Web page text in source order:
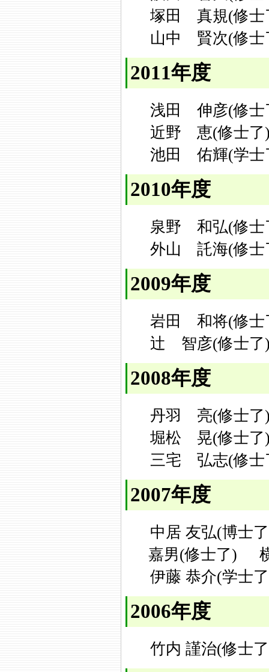
塚田 真規(修士
山中 賢次(修士
2011年度
浅田 伸彦(修士
近野 恵(修士了
池田 佑輝(学士
2010年度
泉野 和弘(修士
外山 託海(修士
2009年度
岩田 和将(修士
辻 智彦(修士了
2008年度
丹羽 亮(修士了
堀松 晃(修士了
三宅 弘志(修士
2007年度
中居 友弘(博士
嘉男(修士了)
伊藤 恭介(学士
2006年度
竹内 謹治(修士